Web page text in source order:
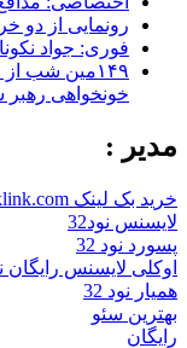
رونمایی از دو
فوری: جواد
۱۴۹مین شب
خونخواهی رهبر
مدیر :
خرید بک لینک behtarinbacklink.com
لایسنس نود32
پسورد نود 32
اوکلی لایسنس رایگان
همیار نود 32
بهترین سئو
رایگان